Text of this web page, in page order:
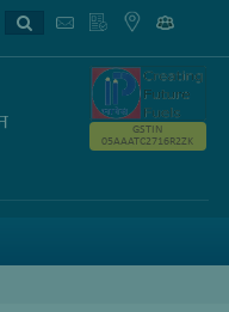
GSTIN
05AAATC2716R2ZK